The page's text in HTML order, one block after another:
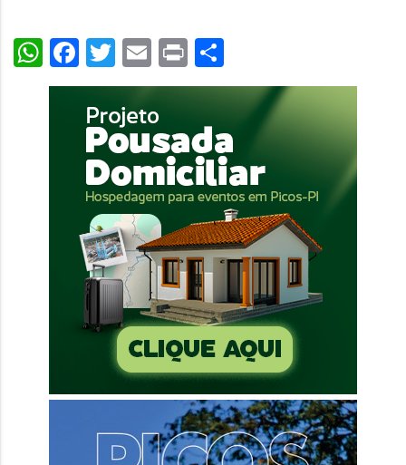
WhatsApp
Facebook
Twitter
Email
PrintShare